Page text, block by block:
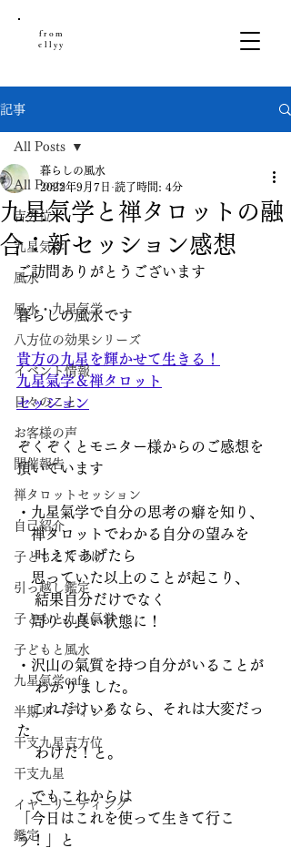
from
ellyy
記事
All Posts
吉方位
九星気学
風水
風水・九星気学
八方位の効果シリーズ
イベント情報
日々のこと
お客様の声
開催報告
禅タロットセッション
自己紹介
子どもと片づけ
引っ越し鑑定
子どもと九星氣学
子どもと風水
九星氣学cafe
半期リーディング
干支九星吉方位
干支九星
イヤーリーディング
鑑定
All Posts
九星氣学と禅タロットの融
合：新セッション感想
暮らしの風水
2022年9月7日 読了時間: 4分
ご訪問ありがとうございます
暮らしの風水です
貴方の九星を輝かせて生きる！
九星氣学＆禅タロット
セッション
ぞくぞくとモニター様からのご感想を
頂いています
・九星氣学で自分の思考の癖を知り、
禅タロットでわかる自分の望みを
    叶えてあげたら
思っていた以上のことが起こり、
    結果自分だけでなく
周りも良い状態に！
・沢山の氣質を持つ自分がいることが
    わかりました。
これだけいるなら、それは大変だっ
た
    わけだ！と。
でもこれからは
「今日はこれを使って生きて行こ
う！」と